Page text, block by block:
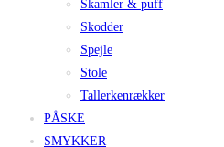
Skamler & puff
Skodder
Spejle
Stole
Tallerkenrækker
PÅSKE
SMYKKER